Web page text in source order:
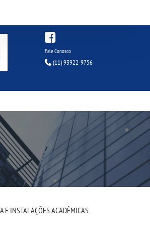
Fale Conosco
(11) 93922-9756
E INSTALAÇÕES ACADÊMICAS